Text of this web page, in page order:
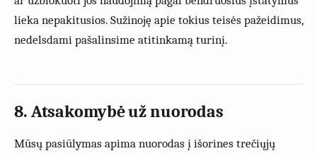
lieka nepakitusios. Sužinoję apie tokius teisės pažeidimus,
nedelsdami pašalinsime atitinkamą turinį.
8. Atsakomybė už nuorodas
Mūsų pasiūlymas apima nuorodas į išorines trečiųjų